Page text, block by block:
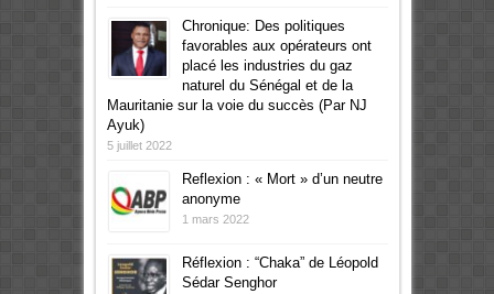
Chronique: Des politiques
favorables aux opérateurs ont
placé les industries du gaz
naturel du Sénégal et de la
Mauritanie sur la voie du succès (Par NJ
Ayuk)
5 juillet 2022
Reflexion : « Mort » d’un neutre
anonyme
1 mars 2022
Réflexion : “Chaka” de Léopold
Sédar Senghor